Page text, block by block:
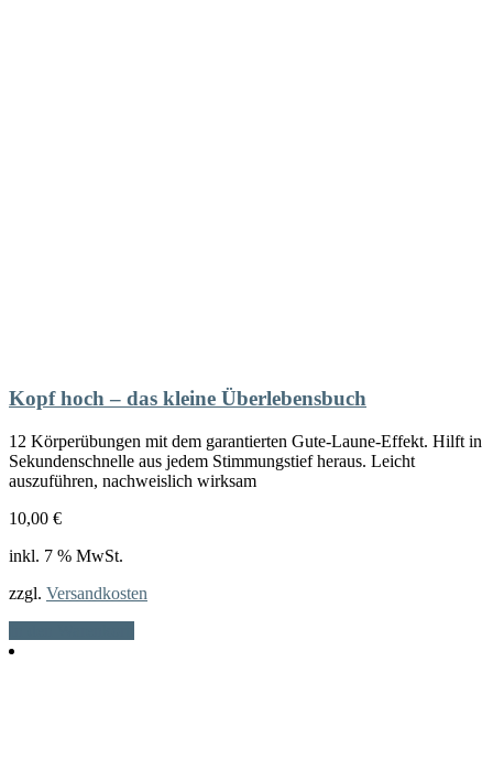
Kopf hoch – das kleine Überlebensbuch
12 Körperübungen mit dem garantierten Gute-Laune-Effekt. Hilft in
Sekundenschnelle aus jedem Stimmungstief heraus. Leicht
auszuführen, nachweislich wirksam
10,00 €
inkl. 7 % MwSt.
zzgl. Versandkosten